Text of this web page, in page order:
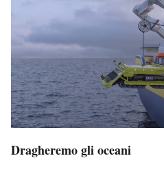
Dragheremo gli oceani